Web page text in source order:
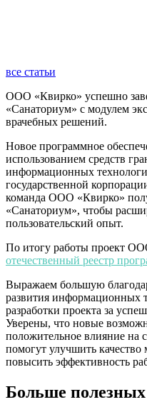
все статьи
ООО «Квирко» успешно
«Санаториум» с модулем
врачебных решений.
Новое программное
использованием средств
информационных
государственной
команда ООО «Квирко»
«Санаториум», чтобы
пользовательский опыт.
По итогу работы проект
отечественный реестр
Выражаем большую
развития информационных
разработки проекта за
Уверены, что новые
положительное влияние на
помогут улучшить
повысить эффективность
Больше полезных